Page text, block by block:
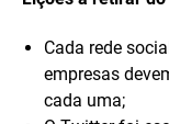
Cada rede
empresas
cada uma;